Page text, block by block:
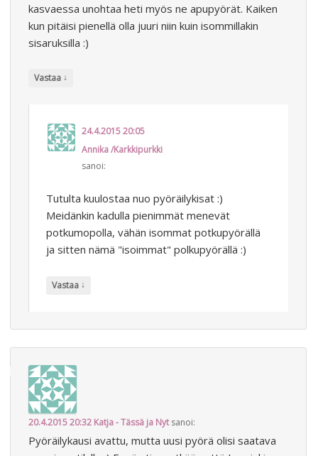
kasvaessa unohtaa heti myös ne apupyörät. Kaiken
kun pitäisi pienellä olla juuri niin kuin isommillakin
sisaruksilla :)
Vastaa ↓
24.4.2015 20:05
Annika /Karkkipurkki
sanoi:
Tutulta kuulostaa nuo pyöräilykisat :)
Meidänkin kadulla pienimmät menevät
potkumopolla, vähän isommat potkupyörällä
ja sitten nämä "isoimmat" polkupyörällä :)
Vastaa ↓
20.4.2015 20:32 Katja - Tässä ja Nyt sanoi:
Pyöräilykausi avattu, mutta uusi pyörä olisi saatava